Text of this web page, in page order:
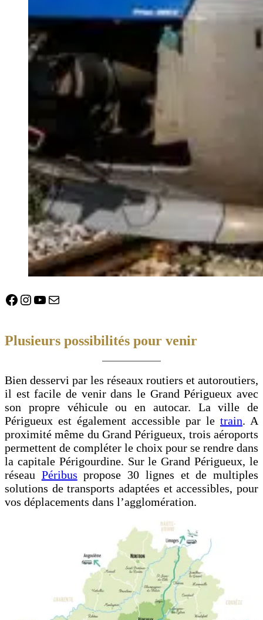
Facebook
Instagram
YouTube
E-mail
Plusieurs possibilités pour venir
Bien desservi par les réseaux routiers et autoroutiers,
il est facile de venir dans le Grand Périgueux avec
son propre véhicule ou en autocar. La ville de
Périgueux est également accessible par le train. A
proximité même du Grand Périgueux, trois aéroports
permettent de compléter le choix pour se rendre dans
la capitale Périgourdine. Sur le Grand Périgueux, le
réseau Péribus propose 30 lignes et de multiples
solutions de transports adaptées et accessibles, pour
vos déplacements dans l’agglomération.